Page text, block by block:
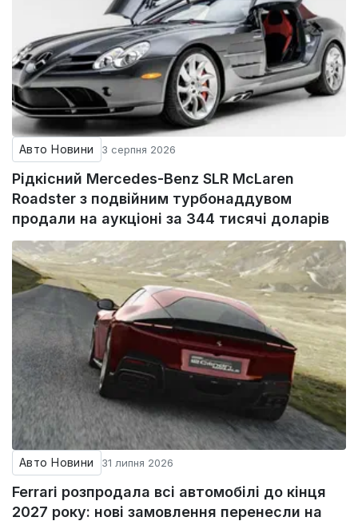
Авто Новини 3 серпня 2026
Рідкісний Mercedes-Benz SLR McLaren
Roadster з подвійним турбонаддувом
продали на аукціоні за 344 тисячі доларів
Авто Новини 31 липня 2026
Ferrari розпродала всі автомобілі до кінця
2027 року: нові замовлення перенесли на